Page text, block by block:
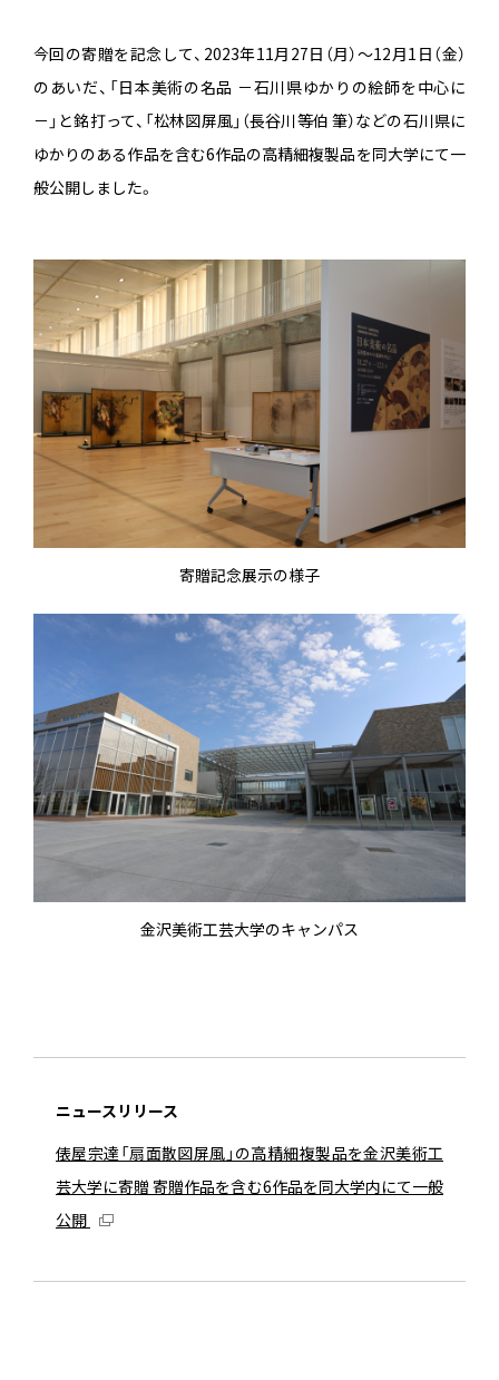
今回の寄贈を記念して、2023年11月27日（月）～12月1日（金）
のあいだ、「日本美術の名品 －石川県ゆかりの絵師を中心に
－」と銘打って、「松林図屏風」（長谷川等伯 筆）などの石川県に
ゆかりのある作品を含む6作品の高精細複製品を同大学にて一
般公開しました。
寄贈記念展示の様子
金沢美術工芸大学のキャンパス
ニュースリリース
俵屋宗達「扇面散図屏風」の高精細複製品を金沢美術工
芸大学に寄贈 寄贈作品を含む6作品を同大学内にて一般
公開